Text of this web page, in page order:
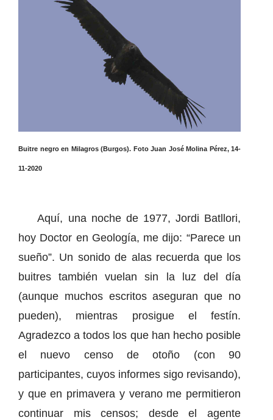
Buitre negro en Milagros (Burgos). Foto Juan José Molina Pérez, 14-
11-2020
Aquí, una noche de 1977, Jordi Batllori,
hoy Doctor en Geología, me dijo: “Parece un
sueño”. Un sonido de alas recuerda que los
buitres también vuelan sin la luz del día
(aunque muchos escritos aseguran que no
pueden), mientras prosigue el festín.
Agradezco a todos los que han hecho posible
el nuevo censo de otoño (con 90
participantes, cuyos informes sigo revisando),
y que en primavera y verano me permitieron
continuar mis censos; desde el agente